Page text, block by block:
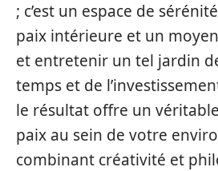
; c’est un espace de
paix intérieure et un moyen
et entretenir un tel jardin
temps et de
le résultat offre un
paix au sein de votre
combinant créativité et